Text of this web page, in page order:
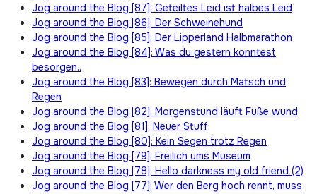
Jog around the Blog [87]: Geteiltes Leid ist halbes Leid
Jog around the Blog [86]: Der Schweinehund
Jog around the Blog [85]: Der Lipperland Halbmarathon
Jog around the Blog [84]: Was du gestern konntest
besorgen..
Jog around the Blog [83]: Bewegen durch Matsch und
Regen
Jog around the Blog [82]: Morgenstund läuft Füße wund
Jog around the Blog [81]: Neuer Stuff
Jog around the Blog [80]: Kein Segen trotz Regen
Jog around the Blog [79]: Freilich ums Museum
Jog around the Blog [78]: Hello darkness my old friend (2)
Jog around the Blog [77]: Wer den Berg hoch rennt, muss